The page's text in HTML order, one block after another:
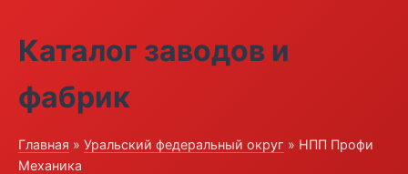
Каталог заводов и
фабрик
Главная » Уральский федеральный округ » НПП Профи
Механика